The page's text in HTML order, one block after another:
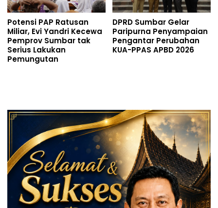
Potensi PAP Ratusan
Miliar, Evi Yandri Kecewa
Pemprov Sumbar tak
Serius Lakukan
Pemungutan
DPRD Sumbar Gelar
Paripurna Penyampaian
Pengantar Perubahan
KUA-PPAS APBD 2026